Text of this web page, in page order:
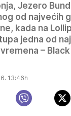
Jezero
od najvećih
kada na
jedna od
–
13:46h